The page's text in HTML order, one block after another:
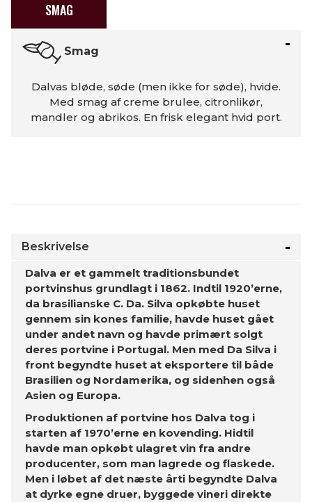
SMAG
Smag
Dalvas bløde, søde (men ikke for søde), hvide.
Med smag af creme brulee, citronlikør,
mandler og abrikos. En frisk elegant hvid port.
Beskrivelse
Dalva er et gammelt traditionsbundet
portvinshus grundlagt i 1862. Indtil 1920’erne,
da brasilianske C. Da. Silva opkøbte huset
gennem sin kones familie, havde huset gået
under andet navn og havde primært solgt
deres portvine i Portugal. Men med Da Silva i
front begyndte huset at eksportere til både
Brasilien og Nordamerika, og sidenhen også
Asien og Europa.
Produktionen af portvine hos Dalva tog i
starten af 1970’erne en kovending. Hidtil
havde man opkøbt ulagret vin fra andre
producenter, som man lagrede og flaskede.
Men i løbet af det næste årti begyndte Dalva
at dyrke egne druer, byggede vineri direkte